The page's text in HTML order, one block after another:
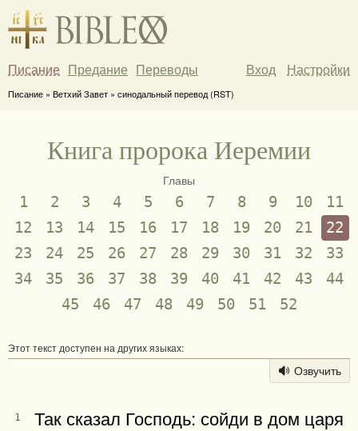
Писание Предание Переводы Вход Настройки
Писание » Ветхий Завет » синодальный перевод (RST)
Книга пророка Иеремии
Главы
1 2 3 4 5 6 7 8 9 10
11
12
13 14 15 16 17 18 19 20 21
22
23
24 25 26 27 28 29 30 31 32
33
34
35 36 37 38 39 40 41 42 43
44
45
46 47 48 49 50 51 52
Этот текст доступен на других языках:
Озвучить
1
Так сказал Господь: сойди в дом царя